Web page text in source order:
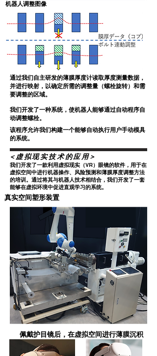
机器人调整图像
通过我们自主研发的薄膜厚度计读取厚度测量数据，
并进行映射，以确定所需的调整量（螺栓旋转）和需
要调整的区域。
我们开发了一种系统，使机器人能够通过自动程序自
动调整螺栓。
该程序允许我们构建一个能够自动执行用户手动模具
的系统。
<虚拟现实技术的应用>
我们开发了一款利用虚拟现实（VR）眼镜的软件，用于在
虚拟空间中进行机器操作、风险预测和薄膜厚度调整方法
的培训。通过将其与机器人技术相结合，我们开发了一套
能够在虚拟环境中促进直观学习的系统。
真实空间塑形装置
佩戴护目镜后，在虚拟空间进行薄膜沉积